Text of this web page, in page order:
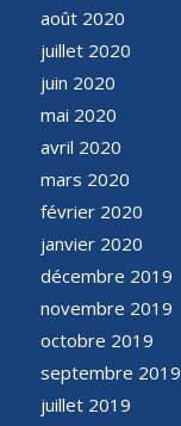
août 2020
juillet 2020
juin 2020
mai 2020
avril 2020
mars 2020
février 2020
janvier 2020
décembre 2019
novembre 2019
octobre 2019
septembre 2019
juillet 2019